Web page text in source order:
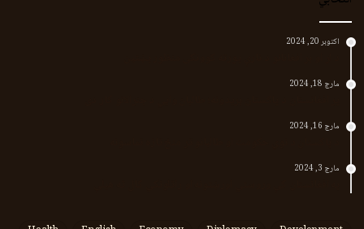
اکتوبر 20, 2024
مارچ 18, 2024
مارچ 16, 2024
مارچ 3, 2024